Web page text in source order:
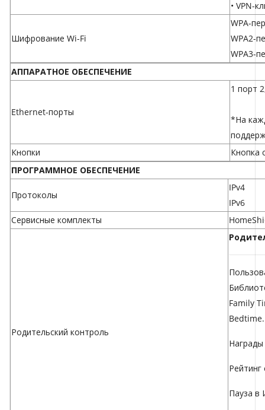
• VPN-
Шифрование Wi-Fi
WPA-
WPA2-
WPA3-
АППАРАТНОЕ ОБЕСПЕЧЕНИЕ
Ethernet-порты
1 порт
*На
Кнопки
Кнопка
ПРОГРАММНОЕ ОБЕСПЕЧЕНИЕ
Протоколы
IPv4
IPv6
Сервисные комплекты
Родительский контроль
Family
Bedtime.
Пауза в